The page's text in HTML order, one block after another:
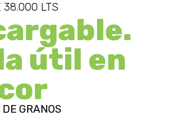
38.000 LTS
útil en
GRANOS